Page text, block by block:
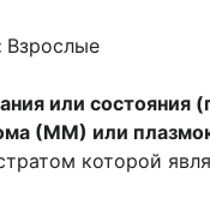
Взрослые
или состояния
(ММ) или
которой